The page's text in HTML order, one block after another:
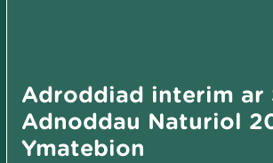
Adroddiad interim ar
Adnoddau Naturiol
Ymatebion